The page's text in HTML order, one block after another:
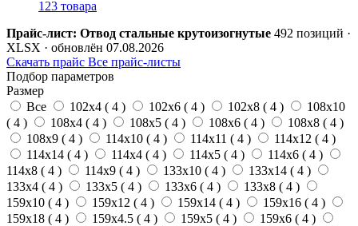
123 товара
Прайс-лист: Отвод стальные крутоизогнутые 492 позиций ·
XLSX · обновлён 07.08.2026
Скачать прайс Все прайс-листы
Подбор параметров
Размер
Все
102х4 ( 4 ) 102х6 ( 4 ) 102х8 ( 4 )
108х10
( 4 ) 108х4 ( 4 ) 108х5 ( 4 ) 108х6 ( 4 ) 108х8 ( 4 )
108х9 ( 4 ) 114х10 ( 4 ) 114х11 ( 4 ) 114х12 ( 4 )
114х14 ( 4 ) 114х4 ( 4 ) 114х5 ( 4 ) 114х6 ( 4 )
114х8 ( 4 ) 114х9 ( 4 ) 133х10 ( 4 ) 133х14 ( 4 )
133х4 ( 4 ) 133х5 ( 4 ) 133х6 ( 4 ) 133х8 ( 4 )
159х10 ( 4 ) 159х12 ( 4 ) 159х14 ( 4 ) 159х16 ( 4 )
159х18 ( 4 ) 159х4.5 ( 4 ) 159х5 ( 4 ) 159х6 ( 4 )